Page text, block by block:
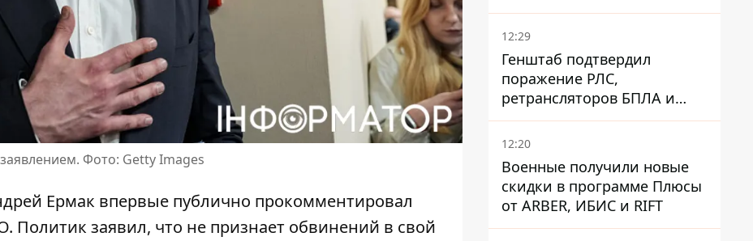
Фото: Getty Images
Ермак впервые публично прокомментировал
. Политик заявил, что не признает обвинений в свой
попадали в озера
12:29
Генштаб подтвердил
поражение РЛС,
ретрансляторов БПЛА и
других военных объектов
РФ в Крыму и на юге
12:20
Военные получили новые
скидки в программе Плюсы
от ARBER, ИБИС и RIFT